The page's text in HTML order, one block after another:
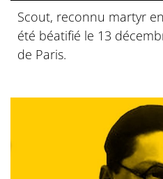
Scout, reconnu martyr
été béatifié le 13
de Paris.